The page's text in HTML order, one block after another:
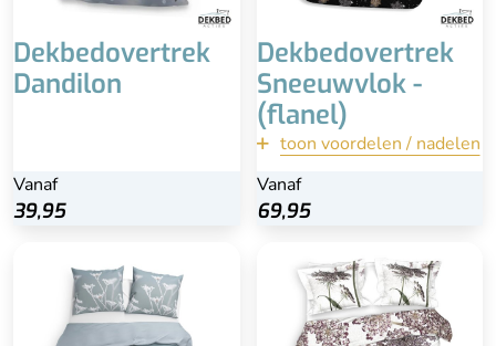
Dekbedovertrek
Dandilon
Vanaf
39,95
Dekbedovertrek
Sneeuwvlok -
(flanel)
toon voordelen / nadelen
Vanaf
69,95
warm weer en als je het
snel warm hebt
terug
Bekijk